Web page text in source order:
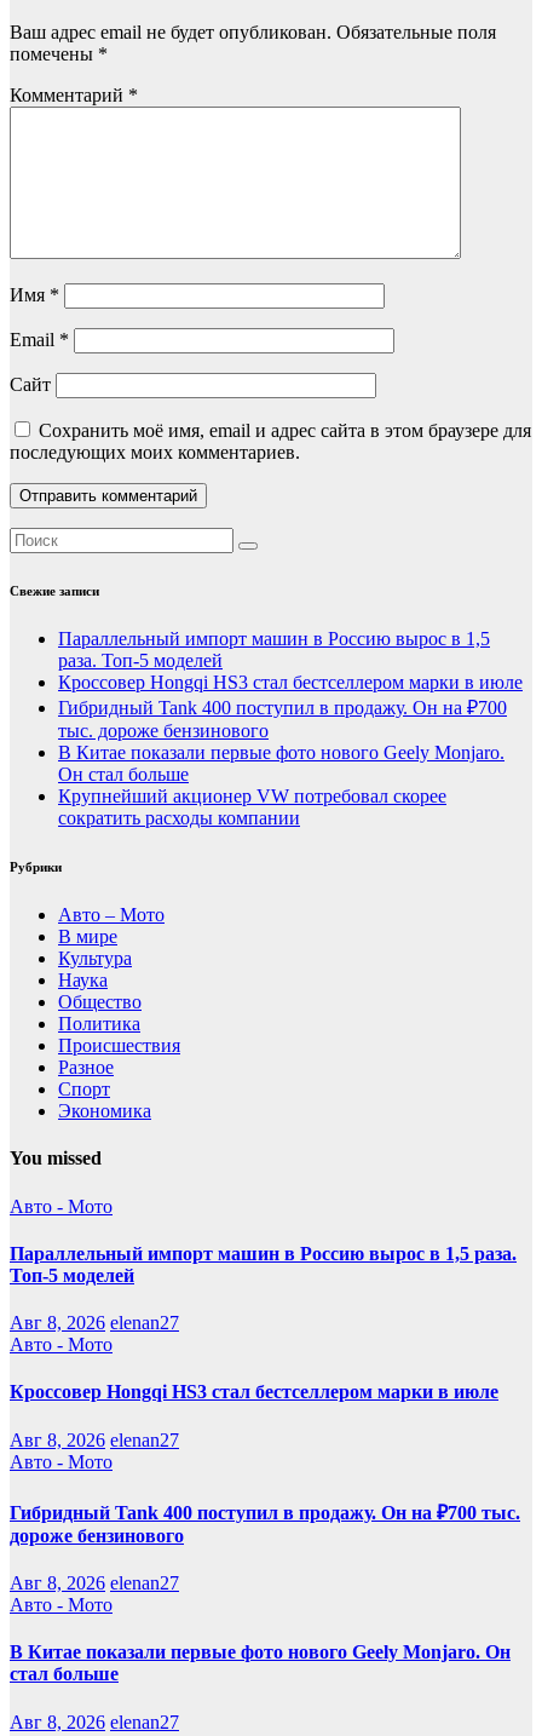
Ваш адрес email не будет опубликован. Обязательные поля
помечены *
Комментарий *
Имя *
Email *
Сайт
Сохранить моё имя, email и адрес сайта в этом браузере для
последующих моих комментариев.
Свежие записи
Параллельный импорт машин в Россию вырос в 1,5
раза. Топ-5 моделей
Кроссовер Hongqi HS3 стал бестселлером марки в июле
Гибридный Tank 400 поступил в продажу. Он на ₽700
тыс. дороже бензинового
В Китае показали первые фото нового Geely Monjaro.
Он стал больше
Крупнейший акционер VW потребовал скорее
сократить расходы компании
Рубрики
Авто – Мото
В мире
Культура
Наука
Общество
Политика
Происшествия
Разное
Спорт
Экономика
You missed
Авто - Мото
Параллельный импорт машин в Россию вырос в 1,5 раза.
Топ-5 моделей
Авг 8, 2026 elenan27
Авто - Мото
Кроссовер Hongqi HS3 стал бестселлером марки в июле
Авг 8, 2026 elenan27
Авто - Мото
Гибридный Tank 400 поступил в продажу. Он на ₽700 тыс.
дороже бензинового
Авг 8, 2026 elenan27
Авто - Мото
В Китае показали первые фото нового Geely Monjaro. Он
стал больше
Авг 8, 2026 elenan27